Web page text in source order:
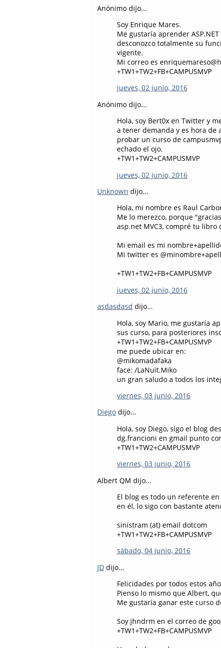
Anónimo dijo...
Soy Enrique Mares.
Me gustaría aprender
desconozco totalmente su
vigente.
Mi correo es
+TW1+TW2+FB+CAMPUSMVP
jueves, 02 junio, 2016
Anónimo dijo...
Hola, soy Bert0x en Twitter y
a tener demanda y es hora de
probar un curso de
echado el ojo.
+TW1+TW2+CAMPUSMVP
jueves, 02 junio, 2016
Unknown dijo...
Hola, mi nombre es Raul
Me lo merezco, porque
asp.net MVC3, compré tu libro
Mi email es mi
Mi twitter es
+TW1+TW2+FB+CAMPUSMVP
jueves, 02 junio, 2016
asdasdasd dijo...
Hola, soy Mario, me gustaría
sus curso, para posteriores
+TW1+TW2+FB+CAMPUSMVP
me puede ubicar en:
@mikomadafaka
face: /LaNuit.Miko
un gran saludo a todos los
viernes, 03 junio, 2016
Diego dijo...
Hola, soy Diego, sigo el blog
dg.francioni en gmail punto
+TW1+TW2+CAMPUSMVP
viernes, 03 junio, 2016
Albert QM dijo...
El blog es todo un referente
en él, lo sigo con bastante
sinistram (at) email dotcom
+TW1+TW2+FB+CAMPUSMVP
sábado, 04 junio, 2016
JD dijo...
Felicidades por todos estos
Pienso lo mismo que Albert,
Me gustaría ganar este curso
Soy jhndrm en el correo de
+TW1+TW2+FB+CAMPUSMVP